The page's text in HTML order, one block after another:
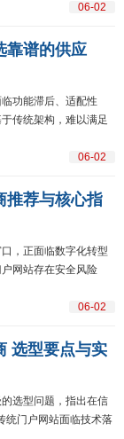
06-02
靠谱的供应
功能滞后、适配性
传统架构，难以满足
06-02
推荐与核心指
，正面临数字化转型
网站存在安全风险
06-02
选型要点与实
选型问题，指出在信
统门户网站面临技术落